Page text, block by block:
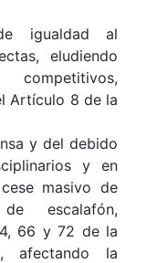
igualdad al
eludiendo
Artículo 8 de la
y del debido
y en
masivo de
escalafón,
66 y 72 de la
afectando la